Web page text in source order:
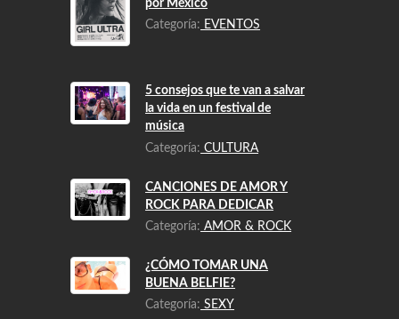
por México
Categoría:EVENTOS
5 consejos que te van a salvar
la vida en un festival de
música
Categoría:CULTURA
CANCIONES DE AMOR Y
ROCK PARA DEDICAR
Categoría:AMOR & ROCK
¿CÓMO TOMAR UNA
BUENA BELFIE?
Categoría:SEXY